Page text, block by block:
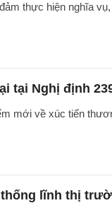
thực hiện nghĩa
tại Nghị định
mới về xúc tiến
lĩnh thị